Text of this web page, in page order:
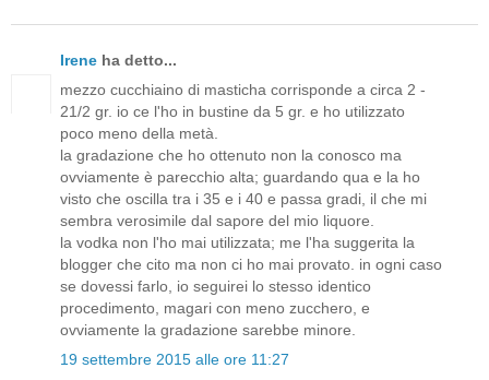
Irene ha detto...
mezzo cucchiaino di masticha corrisponde a circa 2 -
21/2 gr. io ce l'ho in bustine da 5 gr. e ho utilizzato
poco meno della metà.
la gradazione che ho ottenuto non la conosco ma
ovviamente è parecchio alta; guardando qua e la ho
visto che oscilla tra i 35 e i 40 e passa gradi, il che mi
sembra verosimile dal sapore del mio liquore.
la vodka non l'ho mai utilizzata; me l'ha suggerita la
blogger che cito ma non ci ho mai provato. in ogni caso
se dovessi farlo, io seguirei lo stesso identico
procedimento, magari con meno zucchero, e
ovviamente la gradazione sarebbe minore.
19 settembre 2015 alle ore 11:27